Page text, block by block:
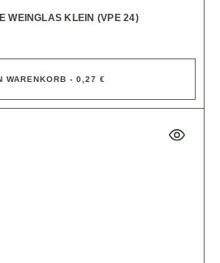
WEINGLAS KLEIN (VPE 24)
WARENKORB - 0,27 €